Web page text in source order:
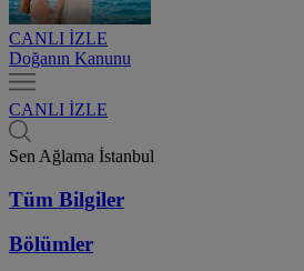
CANLI İZLE
Doğanın Kanunu
CANLI İZLE
Sen Ağlama İstanbul
Tüm Bilgiler
Bölümler